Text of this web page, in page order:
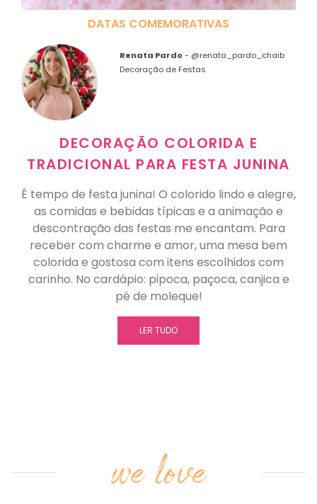
DATAS COMEMORATIVAS
Renata Pardo - @renata_pardo_chaib
Decoração de Festas
DECORAÇÃO COLORIDA E
TRADICIONAL PARA FESTA JUNINA
É tempo de festa junina! O colorido lindo e alegre,
as comidas e bebidas típicas e a animação e
descontração das festas me encantam. Para
receber com charme e amor, uma mesa bem
colorida e gostosa com itens escolhidos com
carinho. No cardápio: pipoca, paçoca, canjica e
pé de moleque!
LER TUDO
we love